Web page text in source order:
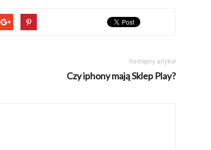
Następny artykuł
Czy iphony mają Sklep Play?